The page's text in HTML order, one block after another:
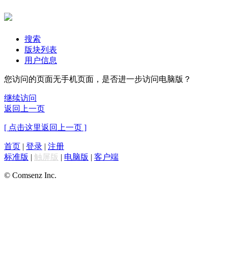
搜索
版块列表
用户信息
您访问的页面无手机页面，是否进一步访问电脑版？
继续访问
返回上一页
[ 点击这里返回上一页 ]
首页 | 登录 | 注册
标准版 | 触屏版 | 电脑版 | 客户端
© Comsenz Inc.